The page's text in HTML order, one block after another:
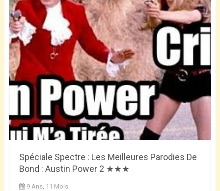
Spéciale Spectre : Les Meilleures Parodies De
Bond : Austin Power 2 ★★★
9 Ans, 11 Mois